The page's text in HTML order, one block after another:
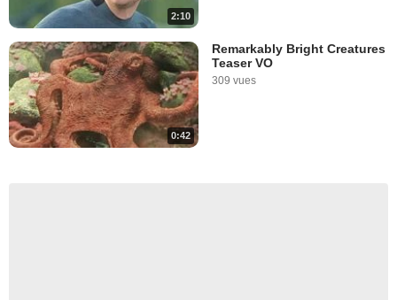
2:10
0:42
Remarkably Bright Creatures
Teaser VO
309 vues